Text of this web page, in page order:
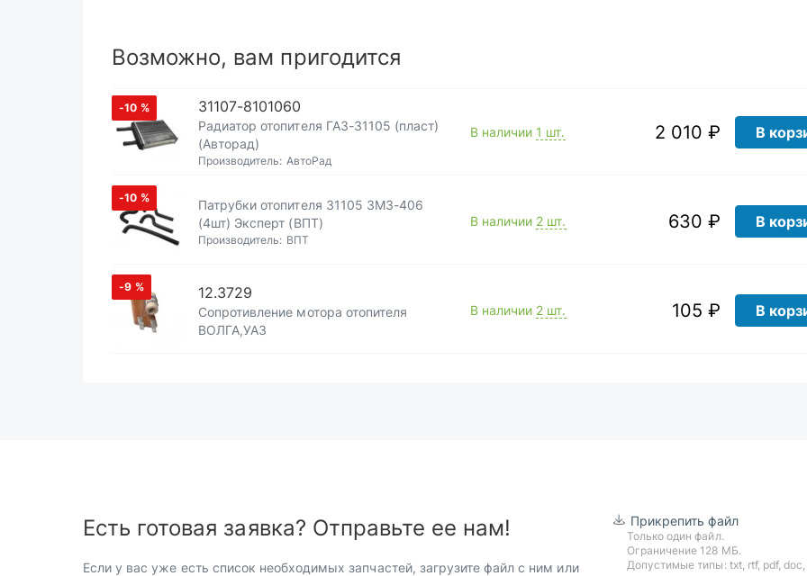
Возможно, вам пригодится
-10 % 31107-8101060
Радиатор отопителя ГАЗ-31105 (пласт)
(Авторад)
Производитель: АвтоРад
В наличии 1 шт. 2 010 ₽ В
-10 %
Патрубки отопителя 31105 ЗМЗ-406
(4шт) Эксперт (ВПТ)
Производитель: ВПТ
В наличии 2 шт. 630 ₽ В
-9 % 12.3729
Сопротивление мотора отопителя
ВОЛГА,УАЗ
В наличии 2 шт. 105 ₽ В
Есть готовая заявка? Отправьте ее нам!
Если у вас уже есть список необходимых запчастей, загрузите файл с ним или
Прикрепить файл
Только один файл.
Ограничение 128 МБ.
Допустимые типы: txt, rtf, pdf,